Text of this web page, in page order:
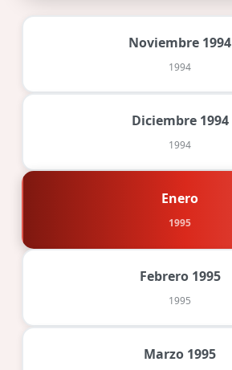
Noviembre 1994
1994
Diciembre 1994
1994
Enero
1995
Febrero 1995
1995
Marzo 1995